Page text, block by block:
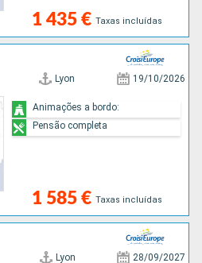
1 435 € Taxas incluídas
Lyon 19/10/2026
1 585 € Taxas incluídas
Animações a bordo:
Pensão completa
Lyon 28/09/2027